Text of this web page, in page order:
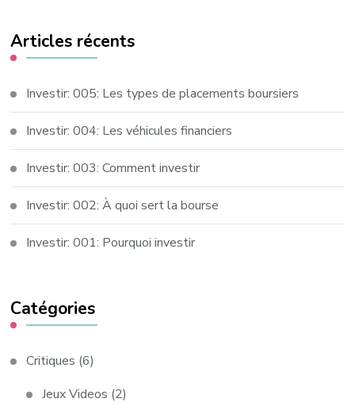
?
Articles récents
Investir: 005: Les types de placements boursiers
Investir: 004: Les véhicules financiers
Investir: 003: Comment investir
Investir: 002: À quoi sert la bourse
Investir: 001: Pourquoi investir
Catégories
Critiques (6)
Jeux Videos (2)